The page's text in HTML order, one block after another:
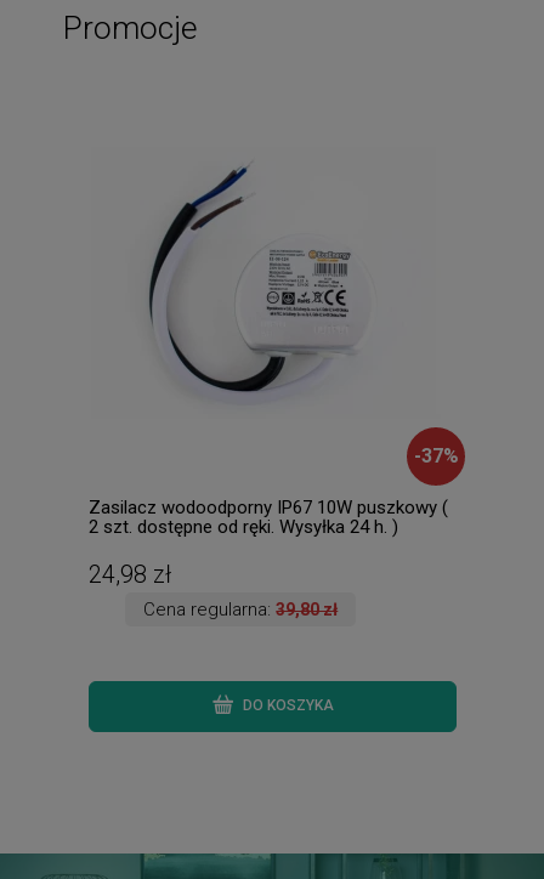
Promocje
-37%
Zasilacz wodoodporny IP67 10W puszkowy (
2 szt. dostępne od ręki. Wysyłka 24 h. )
24,98 zł
Cena regularna:39,80 zł
DO KOSZYKA